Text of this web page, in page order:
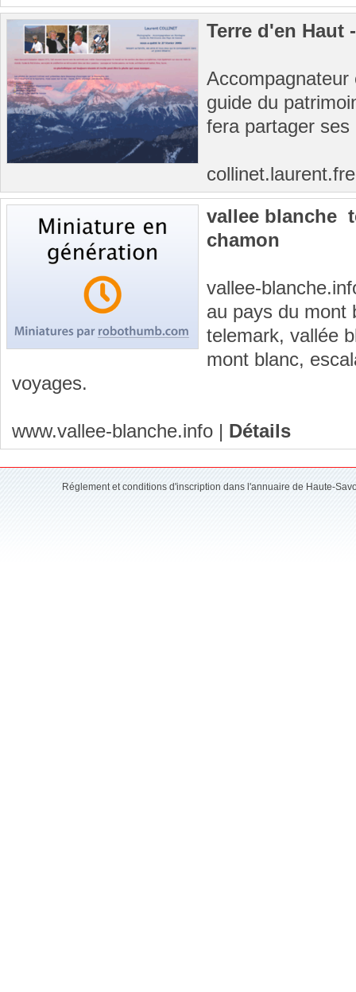
Terre d'en Haut
guide du
fera partager ses
vallee blanche 
chamon
vallee-
au pays du mont
telemark, vallée
mont blanc,
voyages.
www.vallee-blanche.info | Détails
Réglement et conditions d'inscription dans l'annuaire de Haute-